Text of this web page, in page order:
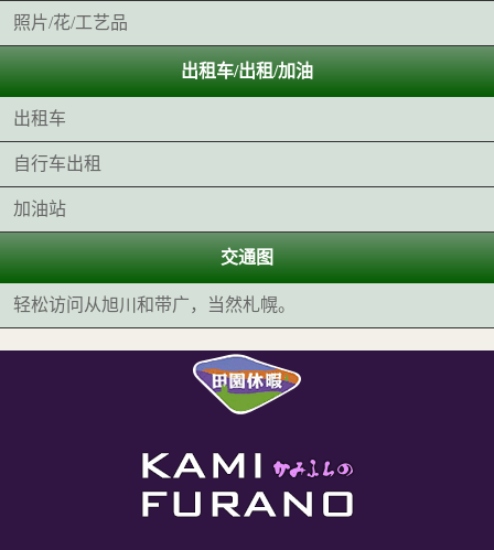
照片/花/工艺品
出租车/出租/加油
出租车
自行车出租
加油站
交通图
轻松访问从旭川和带广，当然札幌。